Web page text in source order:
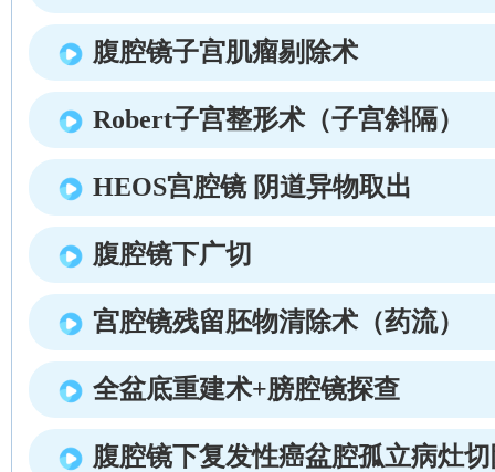
腹腔镜子宫肌瘤剔除术
Robert子宫整形术（子宫斜隔）
HEOS宫腔镜 阴道异物取出
腹腔镜下广切
宫腔镜残留胚物清除术（药流）
全盆底重建术+膀腔镜探查
腹腔镜下复发性癌盆腔孤立病灶